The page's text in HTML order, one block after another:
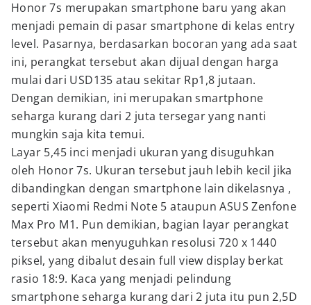
Honor 7s merupakan smartphone baru yang akan
menjadi pemain di pasar smartphone di kelas entry
level. Pasarnya, berdasarkan bocoran yang ada saat
ini, perangkat tersebut akan dijual dengan harga
mulai dari USD135 atau sekitar Rp1,8 jutaan.
Dengan demikian, ini merupakan smartphone
seharga kurang dari 2 juta tersegar yang nanti
mungkin saja kita temui.
Layar 5,45 inci menjadi ukuran yang disuguhkan
oleh Honor 7s. Ukuran tersebut jauh lebih kecil jika
dibandingkan dengan smartphone lain dikelasnya ,
seperti Xiaomi Redmi Note 5 ataupun ASUS Zenfone
Max Pro M1. Pun demikian, bagian layar perangkat
tersebut akan menyuguhkan resolusi 720 x 1440
piksel, yang dibalut desain full view display berkat
rasio 18:9. Kaca yang menjadi pelindung
smartphone seharga kurang dari 2 juta itu pun 2,5D